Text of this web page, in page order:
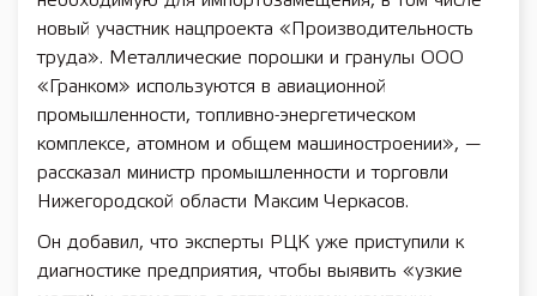
новый участник нацпроекта «Производительность
труда». Металлические порошки и гранулы ООО
«Гранком» используются в авиационной
промышленности, топливно-энергетическом
комплексе, атомном и общем машиностроении», —
рассказал министр промышленности и торговли
Нижегородской области Максим Черкасов.
Он добавил, что эксперты РЦК уже приступили к
диагностике предприятия, чтобы выявить «узкие